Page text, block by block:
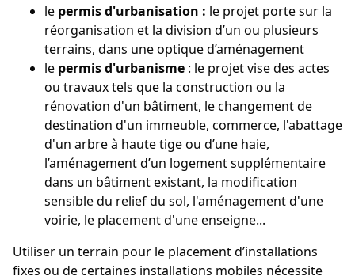
le permis d'urbanisation : le projet porte sur la
réorganisation et la division d’un ou plusieurs
terrains, dans une optique d’aménagement
le permis d'urbanisme : le projet vise des actes
ou travaux tels que la construction ou la
rénovation d'un bâtiment, le changement de
destination d'un immeuble, commerce, l'abattage
d'un arbre à haute tige ou d’une haie,
l’aménagement d’un logement supplémentaire
dans un bâtiment existant, la modification
sensible du relief du sol, l'aménagement d'une
voirie, le placement d'une enseigne...
Utiliser un terrain pour le placement d’installations
fixes ou de certaines installations mobiles nécessite